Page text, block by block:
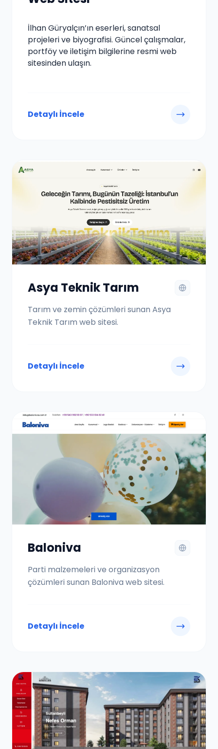
İlhan Güryalçın’ın eserleri, sanatsal
projeleri ve biyografisi. Güncel çalışmalar,
portföy ve iletişim bilgilerine resmi web
sitesinden ulaşın.
Detaylı İncele
Asya Teknik Tarım
Tarım ve zemin çözümleri sunan Asya
Teknik Tarım web sitesi.
Detaylı İncele
Baloniva
Parti malzemeleri ve organizasyon
çözümleri sunan Baloniva web sitesi.
Detaylı İncele